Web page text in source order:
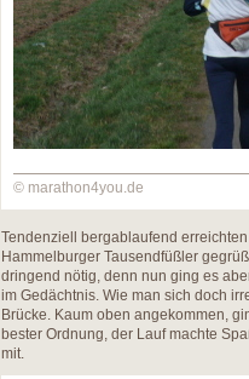
© marathon4you.de
Tendenziell bergablaufend
Hammelburger Tausendfüßler
dringend nötig, denn nun ging es
im Gedächtnis. Wie man sich doch
Brücke. Kaum oben angekommen,
bester Ordnung, der Lauf machte
mit.